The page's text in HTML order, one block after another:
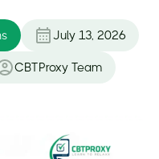
July 13, 2026
CBTProxy Team